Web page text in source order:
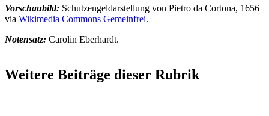
Vorschaubild: Schutzengeldarstellung von Pietro da Cortona, 1656
via Wikimedia Commons Gemeinfrei.
Notensatz: Carolin Eberhardt.
Weitere Beiträge dieser Rubrik